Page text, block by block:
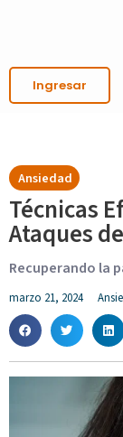
Ingresar
Ansiedad
Técnicas
Ataques
Recuperando la
marzo 21, 2024